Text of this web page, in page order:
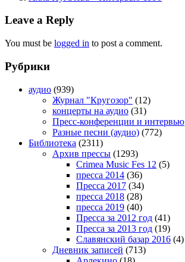
Leave a Reply
You must be logged in to post a comment.
Рубрики
аудио (939)
Журнал "Кругозор" (12)
концерты на аудио (31)
Пресс-конференции и интервью
Разные песни (аудио) (772)
Библиотека (2311)
Архив прессы (1293)
Crimea Music Fes 12 (5)
пресса 2014 (36)
Пресса 2017 (34)
пресса 2018 (28)
пресса 2019 (40)
Пресса за 2012 год (41)
Пресса за 2013 год (19)
Славянский базар 2016 (4)
Дневник записей (713)